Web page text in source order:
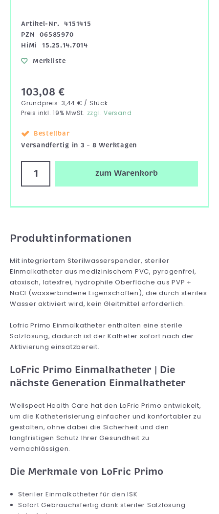
Artikel-Nr.
4151415
PZN
06585970
HiMi
15.25.14.7014
Merkliste
103,08 €
Grundpreis: 3,44 € / Stück
Preis inkl. 19% MwSt. zzgl. Versand
Bestellbar
Versandfertig in 3 – 8 Werktagen
zum Warenkorb
Produktinformationen
Mit integriertem Sterilwasserspender, steriler
Einmalkatheter aus medizinischem PVC, pyrogenfrei,
atoxisch, latexfrei, hydrophile Oberfläche aus PVP +
NaCl (wasserbindene Eigenschaften), die durch steriles
Wasser aktiviert wird, kein Gleitmittel erforderlich.
Lofric Primo Einmalkatheter enthalten eine sterile
Salzlösung, dadurch ist der Katheter sofort nach der
Aktivierung einsatzbereit.
LoFric Primo Einmalkatheter | Die
nächste Generation Einmalkatheter
Wellspect Health Care hat den LoFric Primo entwickelt,
um die Katheterisierung einfacher und konfortabler zu
gestalten, ohne dabei die Sicherheit und den
langfristigen Schutz Ihrer Gesundheit zu
vernachlässigen.
Die Merkmale von LoFric Primo
Steriler Einmalkatheter für den ISK
Sofort Gebrauchsfertig dank steriler Salzlösung